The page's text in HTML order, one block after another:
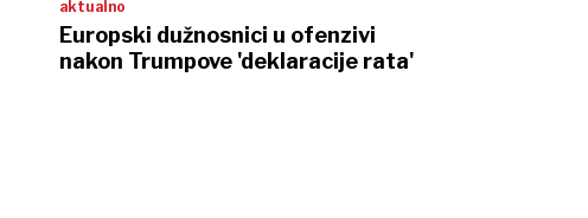
aktualno
Europski dužnosnici u ofenzivi
nakon Trumpove 'deklaracije rata'